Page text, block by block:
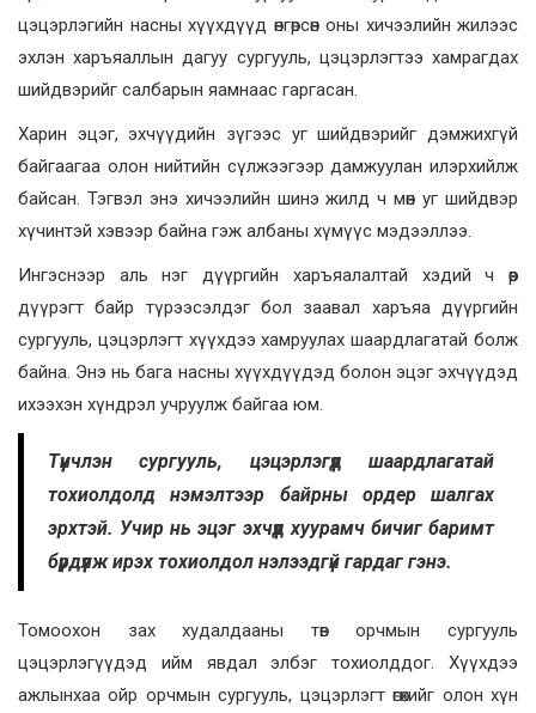
цэцэрлэгийн насны хүүхдүүд өнгөрсөн оны хичээлийн жилээс
эхлэн харъяаллын дагуу сургууль, цэцэрлэгтээ хамрагдах
шийдвэрийг салбарын яамнаас гаргасан.
Харин эцэг, эхчүүдийн зүгээс уг шийдвэрийг дэмжихгүй
байгаагаа олон нийтийн сүлжээгээр дамжуулан илэрхийлж
байсан. Тэгвэл энэ хичээлийн шинэ жилд ч мөн уг шийдвэр
хүчинтэй хэвээр байна гэж албаны хүмүүс мэдээллээ.
Ингэснээр аль нэг дүүргийн харъяалалтай хэдий ч өөр
дүүрэгт байр түрээсэлдэг бол заавал харъяа дүүргийн
сургууль, цэцэрлэгт хүүхдээ хамруулах шаардлагатай болж
байна. Энэ нь бага насны хүүхдүүдэд болон эцэг эхчүүдэд
ихээхэн хүндрэл учруулж байгаа юм.
Түүнчлэн сургууль, цэцэрлэгүүд шаардлагатай
тохиолдолд нэмэлтээр байрны ордер шалгах
эрхтэй. Учир нь эцэг эхчүүд хуурамч бичиг баримт
бүрдүүлж ирэх тохиолдол нэлээдгүй гардаг гэнэ.
Томоохон зах худалдааны төв орчмын сургууль
цэцэрлэгүүдэд ийм явдал элбэг тохиолддог. Хүүхдээ
ажлынхаа ойр орчмын сургууль, цэцэрлэгт өгөхийг олон хүн